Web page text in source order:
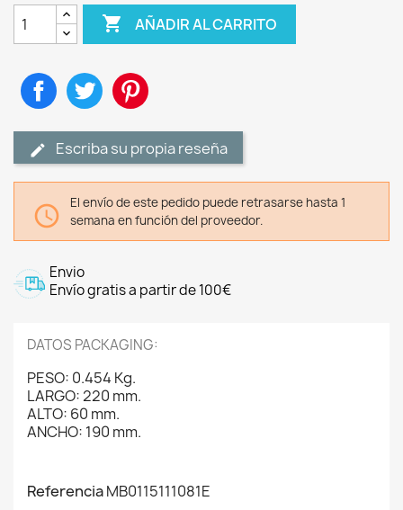
 AÑADIR AL CARRITO
CompartirTuitear
Escriba su propia reseña

El envío de este pedido puede retrasarse hasta 1
semana en función del proveedor.
Envio
Envío gratis a partir de 100€
DATOS PACKAGING:
PESO: 0.454 Kg.
LARGO: 220 mm.
ALTO: 60 mm.
ANCHO: 190 mm.
ReferenciaMB0115111081E